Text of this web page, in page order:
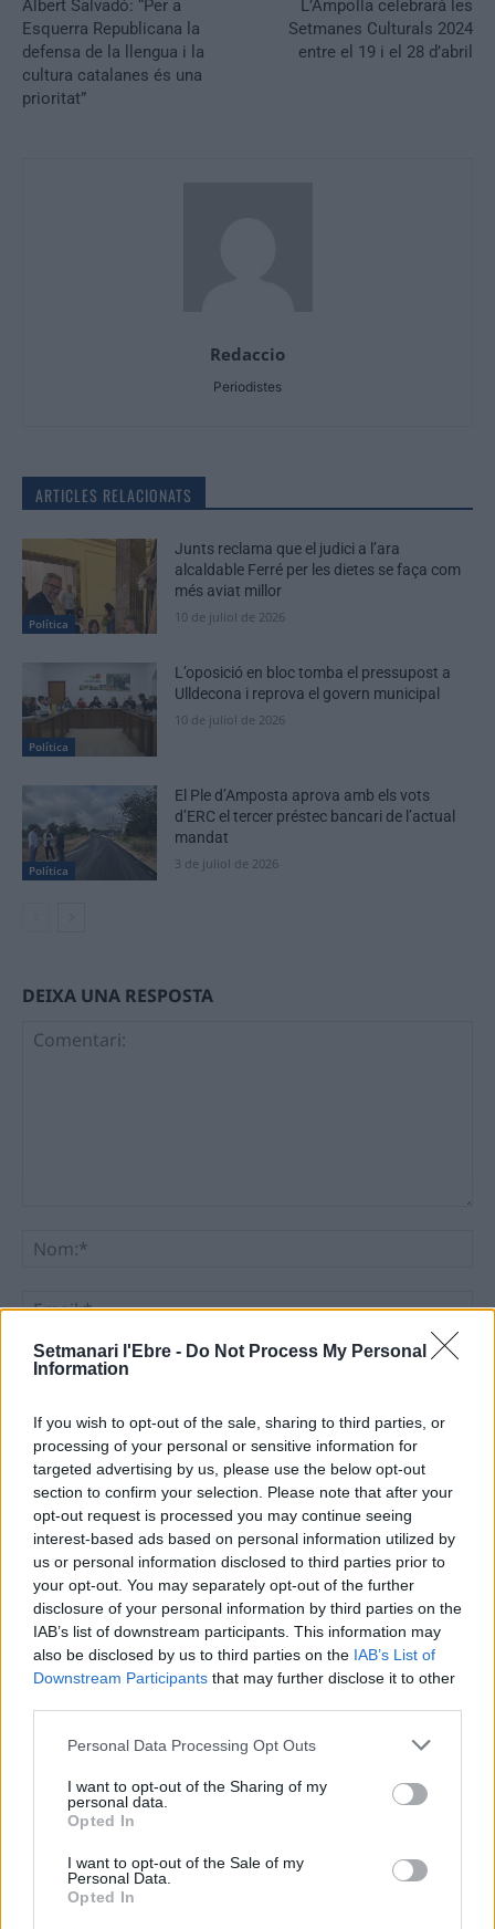
Setmanari l'Ebre - Do Not Process My Personal
Information
If you wish to opt-out of the sale, sharing to third parties, or
processing of your personal or sensitive information for
targeted advertising by us, please use the below opt-out
section to confirm your selection. Please note that after your
opt-out request is processed you may continue seeing
interest-based ads based on personal information utilized by
us or personal information disclosed to third parties prior to
your opt-out. You may separately opt-out of the further
disclosure of your personal information by third parties on the
IAB’s list of downstream participants. This information may
also be disclosed by us to third parties on the IAB’s List of
Downstream Participants that may further disclose it to other
Personal Data Processing Opt Outs
I want to opt-out of the Sharing of my
personal data.
Opted In
I want to opt-out of the Sale of my
Personal Data.
Opted In
Albert Salvadó: “Per a
Esquerra Republicana la
defensa de la llengua i la
cultura catalanes és una
prioritat”
L’Ampolla celebrarà les
Setmanes Culturals 2024
entre el 19 i el 28 d’abril
Redaccio
Periodistes
ARTICLES RELACIONATS
Política
Junts reclama que el judici a l’ara
alcaldable Ferré per les dietes se faça com
més aviat millor
10 de juliol de 2026
Política
L’oposició en bloc tomba el pressupost a
Ulldecona i reprova el govern municipal
10 de juliol de 2026
Política
El Ple d’Amposta aprova amb els vots
d’ERC el tercer préstec bancari de l’actual
mandat
3 de juliol de 2026
DEIXA UNA RESPOSTA
Deseu el meu nom, el correu electrònic i el lloc web en
aquest navegador per a la propera vegada que comenti.
ÚLTIMES NOTÍCIES
Amposta recupera les Cases del Castell
gastronomia
40 peces a concurs